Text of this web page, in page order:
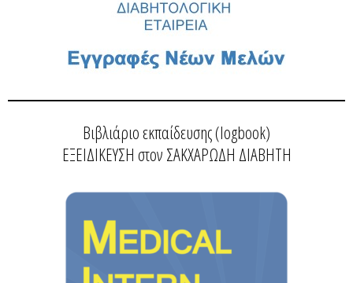
Βιβλιάριο εκπαίδευσης (logbook)
ΕΞΕΙΔΙΚΕΥΣΗ στον ΣΑΚΧΑΡΩΔΗ ΔΙΑΒΗΤΗ